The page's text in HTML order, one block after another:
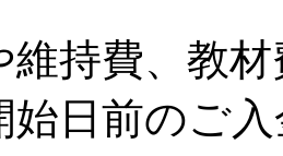
持費、教
始日前のご